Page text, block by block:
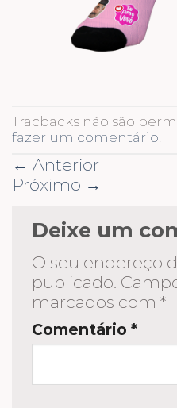
Tracbacks não são
fazer um comentário.
← Anterior
Próximo →
Deixe um
O seu endereço
publicado.
marcados com *
Comentário *